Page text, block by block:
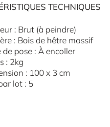
TECHNIQUES
: Brut (à peindre)
: Bois de hêtre massif
de pose : À encoller
: 2kg
: 100 x 3 cm
lot : 5